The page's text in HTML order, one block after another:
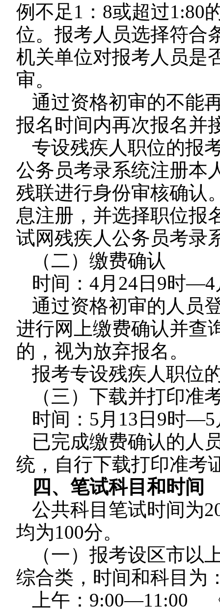
例不足1：8或超过1:80
位。报考人员选择符合
机关单位对报考人员是
审。
通过资格初审的不能
报名时间内再次报名并
专设残疾人职位的报
公务员考录系统注册本
残联进行身份审核确认
息注册，并选择职位报
试网残疾人公务员考录
（二）缴费确认
时间：4月24日9时—4
通过资格初审的人员
进行网上缴费确认并查
的，视为放弃报名。
报考专设残疾人职位
（三）下载并打印准
时间：5月13日9时—5
已完成缴费确认的人
统，自行下载打印准考
四、笔试科目和时间
公共科目笔试时间为
均为100分。
（一）报考设区市以
综合类，时间和科目为
上午：9:00—11:00